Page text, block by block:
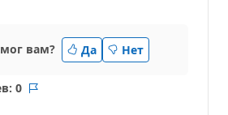
вам? Да Нет
0